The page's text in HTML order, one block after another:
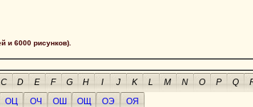
и 6000 рисунков).
C D E F G H I J K L M N O P Q
ОЦ ОЧ ОШ ОЩ ОЭ
ОЯ